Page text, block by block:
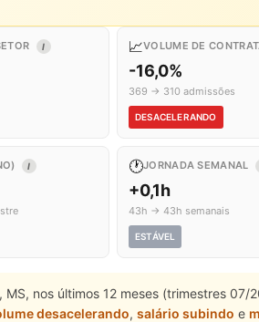
I 📈VOLUME DE
-16,0%
369 → 310 admissões
DESACELERANDO
I 🕐JORNADA SEMANAL
+0,1h
43h → 43h semanais
ESTÁVEL
MS, nos últimos 12 meses (trimestres
desacelerando, salário subindo e